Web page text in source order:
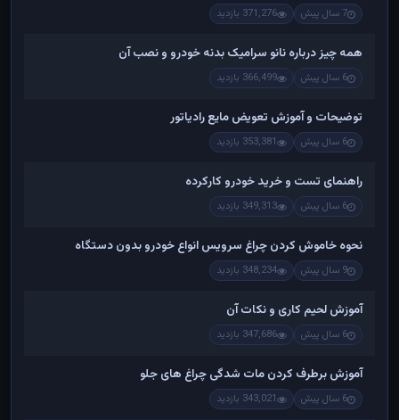
7 سال پیش 371,276 بازدید
همه چیز درباره نانو سرامیک بدنه خودرو و نصب آن
6 سال پیش 366,499 بازدید
توضیحات و آموزش تعویض مایع رادیاتور
6 سال پیش 353,381 بازدید
راهنمای تست و خريد خودرو کارکرده
6 سال پیش 349,313 بازدید
نحوه خاموش کردن چراغ سرویس انواع خودرو بدون دستگاه
9 سال پیش 348,234 بازدید
آموزش لحیم کاری و نکات آن
6 سال پیش 347,686 بازدید
آموزش برطرف کردن مات شدگی چراغ های جلو
6 سال پیش 343,021 بازدید